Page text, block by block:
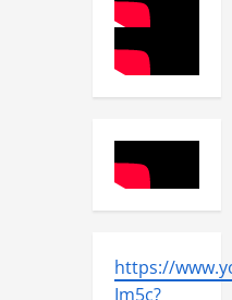
https://
Im5c?